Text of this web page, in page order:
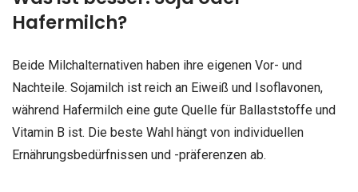
Hafermilch?
Beide Milchalternativen haben ihre eigenen Vor- und
Nachteile. Sojamilch ist reich an Eiweiß und Isoflavonen,
während Hafermilch eine gute Quelle für Ballaststoffe und
Vitamin B ist. Die beste Wahl hängt von individuellen
Ernährungsbedürfnissen und -präferenzen ab.